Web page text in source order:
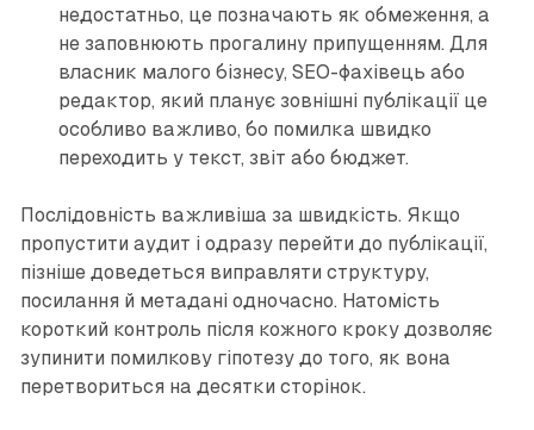
недостатньо, це позначають як обмеження, а
не заповнюють прогалину припущенням. Для
власник малого бізнесу, SEO-фахівець або
редактор, який планує зовнішні публікації це
особливо важливо, бо помилка швидко
переходить у текст, звіт або бюджет.
Послідовність важливіша за швидкість. Якщо
пропустити аудит і одразу перейти до публікації,
пізніше доведеться виправляти структуру,
посилання й метадані одночасно. Натомість
короткий контроль після кожного кроку дозволяє
зупинити помилкову гіпотезу до того, як вона
перетвориться на десятки сторінок.